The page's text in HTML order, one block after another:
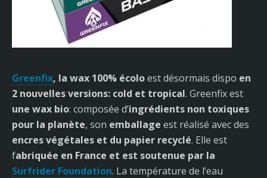
Greenfix, la wax 100% écoloest désormais dispo en
2 nouvelles versions: cold et tropical. Greenfix est
une wax bio: composée d’ingrédients non toxiques
pour la planète, son emballage est réalisé avec des
encres végétales et du papier recyclé. Elle est
fabriquée en France et est soutenue par la
Surfrider Foundation. La température de l’eau